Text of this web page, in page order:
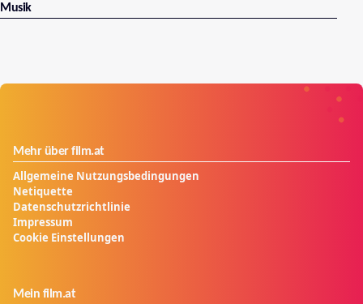
Musik
Mehr über film.at
Allgemeine Nutzungsbedingungen
Netiquette
Datenschutzrichtlinie
Impressum
Cookie Einstellungen
Mein film.at